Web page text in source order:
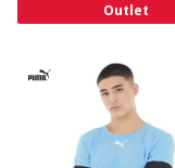
Outlet